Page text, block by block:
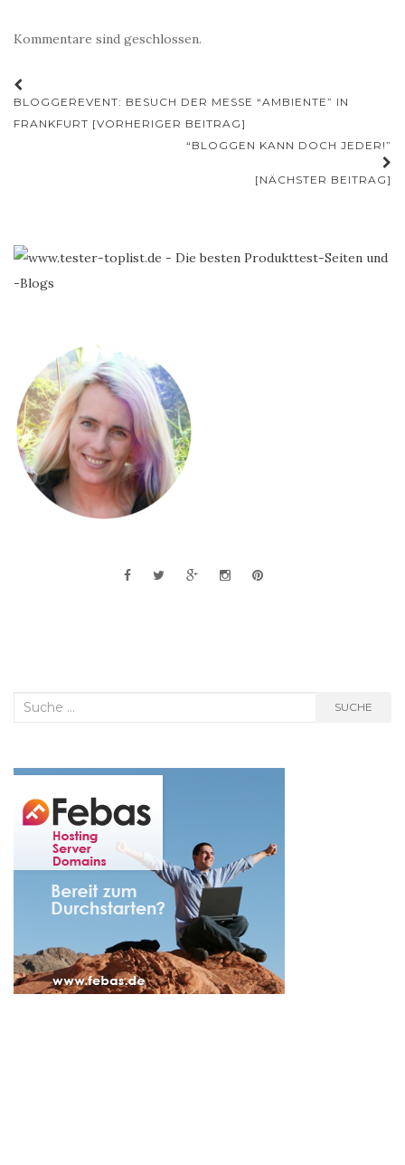
Kommentare sind geschlossen.
Beitrags-
Navigation
BLOGGEREVENT: BESUCH DER MESSE “AMBIENTE” IN
FRANKFURT [VORHERIGER BEITRAG]
“BLOGGEN KANN DOCH JEDER!”
[NÄCHSTER BEITRAG]
Suche
SUCHE